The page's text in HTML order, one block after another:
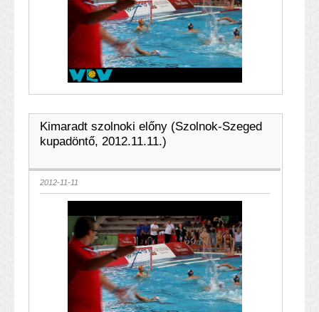
Kimaradt szolnoki előny (Szolnok-Szeged
kupadöntő, 2012.11.11.)
2012-11-11